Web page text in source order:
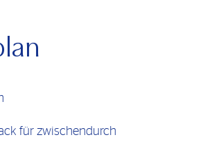
für zwischendurch